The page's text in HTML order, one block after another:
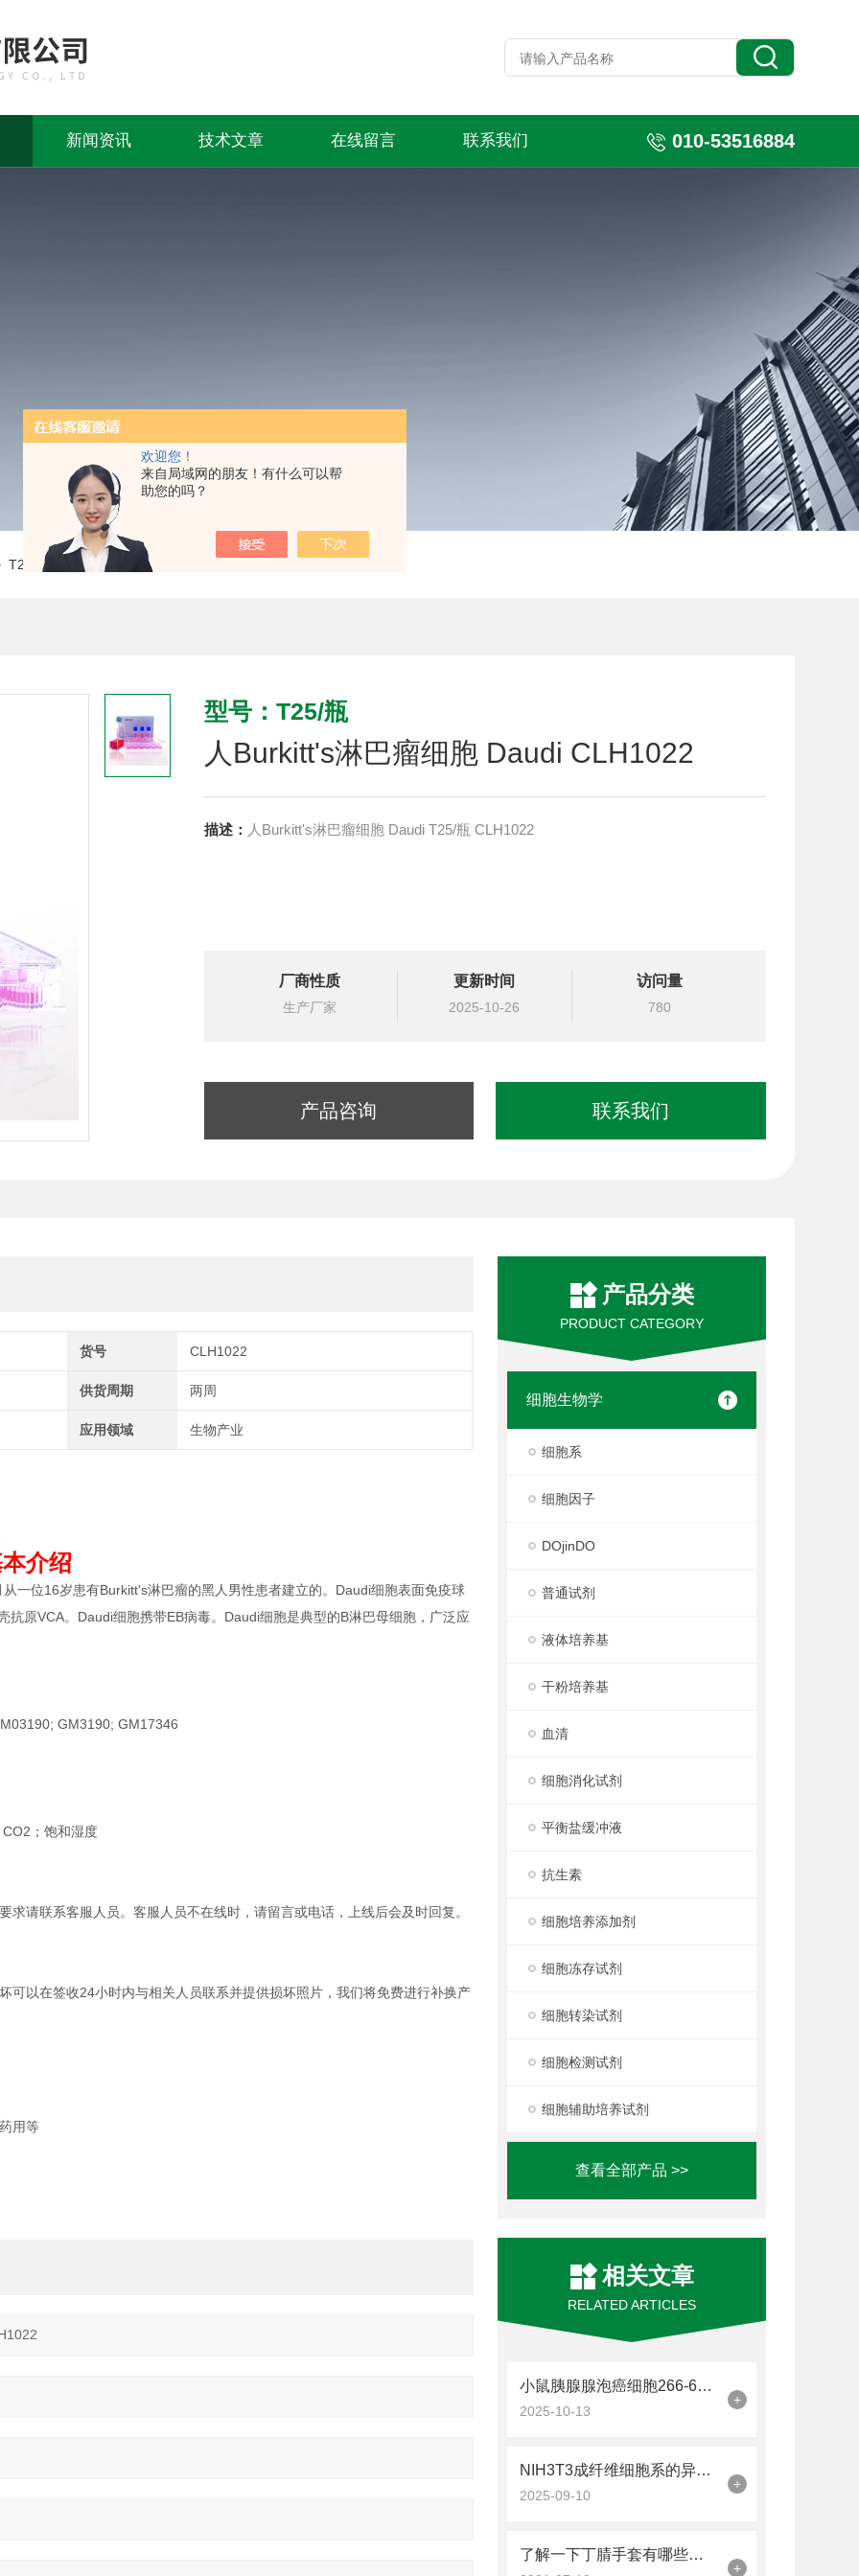
欢迎您！
来自局域网的朋友！有什么可以帮
助您的吗？
新闻资讯 技术文章 在线留言 联系我们 010-53516884
瓶人Burkitt's淋巴瘤细胞 Daudi CLH1022
型号：T25/瓶
人Burkitt's淋巴瘤细胞 Daudi CLH1022
描述： 人Burkitt's淋巴瘤细胞 Daudi T25/瓶 CLH1022
厂商性质
生产厂家
更新时间
2025-10-26
访问量
780
产品咨询 联系我们
产品分类
PRODUCT CATEGORY
细胞生物学
细胞系
细胞因子
DOjinDO
普通试剂
液体培养基
干粉培养基
血清
细胞消化试剂
平衡盐缓冲液
抗生素
细胞培养添加剂
细胞冻存试剂
细胞转染试剂
细胞检测试剂
细胞辅助培养试剂
查看全部产品 >>
相关文章
RELATED ARTICLES
小鼠胰腺腺泡癌细胞266-6的培养和鉴定方法
2025-10-13
+
NIH3T3成纤维细胞系的异质性解析
2025-09-10
+
了解一下丁腈手套有哪些使用常识吧
+
货号 CLH1022
供货周期 两周
应用领域 生物产业
介绍
一位16岁患有Burkitt's淋巴瘤的黑人男性患者建立的。Daudi细胞表面免疫球
原VCA。Daudi细胞携带EB病毒。Daudi细胞是典型的B淋巴母细胞，广泛应
GM3190; GM17346
；饱和湿度
请联系客服人员。客服人员不在线时，请留言或电话，上线后会及时回复。
可以在签收24小时内与相关人员联系并提供损坏照片，我们将免费进行补换产
用等